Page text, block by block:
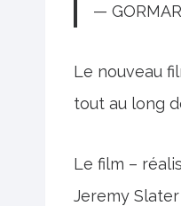
—
Le nouveau
tout au long
Le film –
Jeremy